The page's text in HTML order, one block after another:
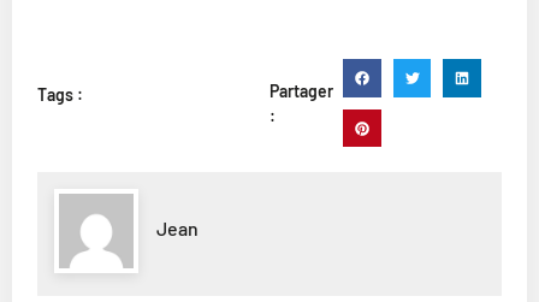
Tags :
Partager
:
Jean